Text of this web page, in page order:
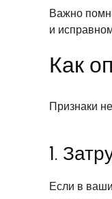
Важно
и
Как
Признаки
1.
Если в